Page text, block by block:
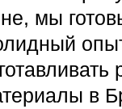
мы
в